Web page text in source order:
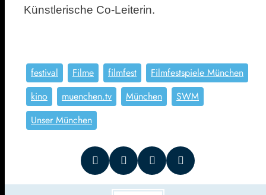
Künstlerische Co-Leiterin.
festival Filme filmfest
Filmfestspiele München
kino
muenchen.tv München
SWM
Unser München